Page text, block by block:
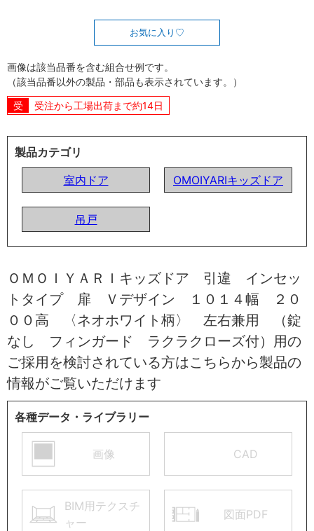
お気に入り
画像は該当品番を含む組合せ例です。
（該当品番以外の製品・部品も表示されています。）
受注から工場出荷まで約14日
製品カテゴリ
室内ドア
OMOIYARIキッズドア
吊戸
ＯＭＯＩＹＡＲＩキッズドア 引違 インセッ
トタイプ 扉 Ｖデザイン １０１４幅 ２０
００高 〈ネオホワイト柄〉 左右兼用 （錠
なし フィンガード ラクラクローズ付）用の
ご採用を検討されている方はこちらから製品の
情報がご覧いただけます
各種データ・ライブラリー
画像 CAD
BIM用テクスチ
ャー
図面PDF